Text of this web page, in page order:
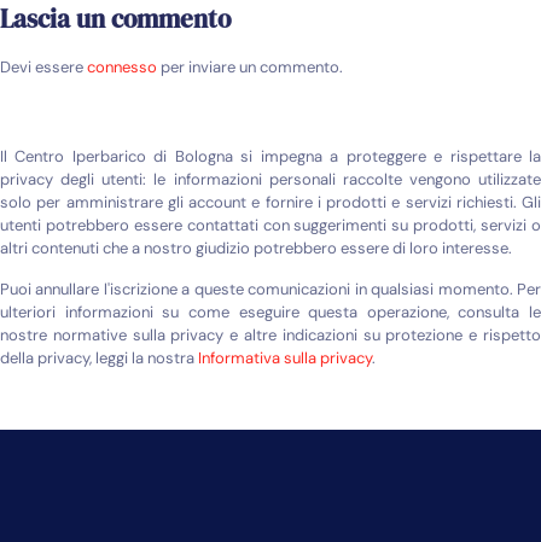
Lascia un commento
Devi essereconnesso per inviare un commento.
Il Centro Iperbarico di Bologna si impegna a proteggere e rispettare la
privacy degli utenti: le informazioni personali raccolte vengono utilizzate
solo per amministrare gli account e fornire i prodotti e servizi richiesti. Gli
utenti potrebbero essere contattati con suggerimenti su prodotti, servizi o
altri contenuti che a nostro giudizio potrebbero essere di loro interesse.
Puoi annullare l'iscrizione a queste comunicazioni in qualsiasi momento. Per
ulteriori informazioni su come eseguire questa operazione, consulta le
nostre normative sulla privacy e altre indicazioni su protezione e rispetto
della privacy, leggi la nostra Informativa sulla privacy.